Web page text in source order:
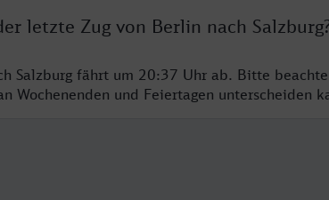
letzte Zug von Berlin nach
Salzburg fährt um 20:37 Uhr ab. Bitte
Wochenenden und Feiertagen unterscheiden